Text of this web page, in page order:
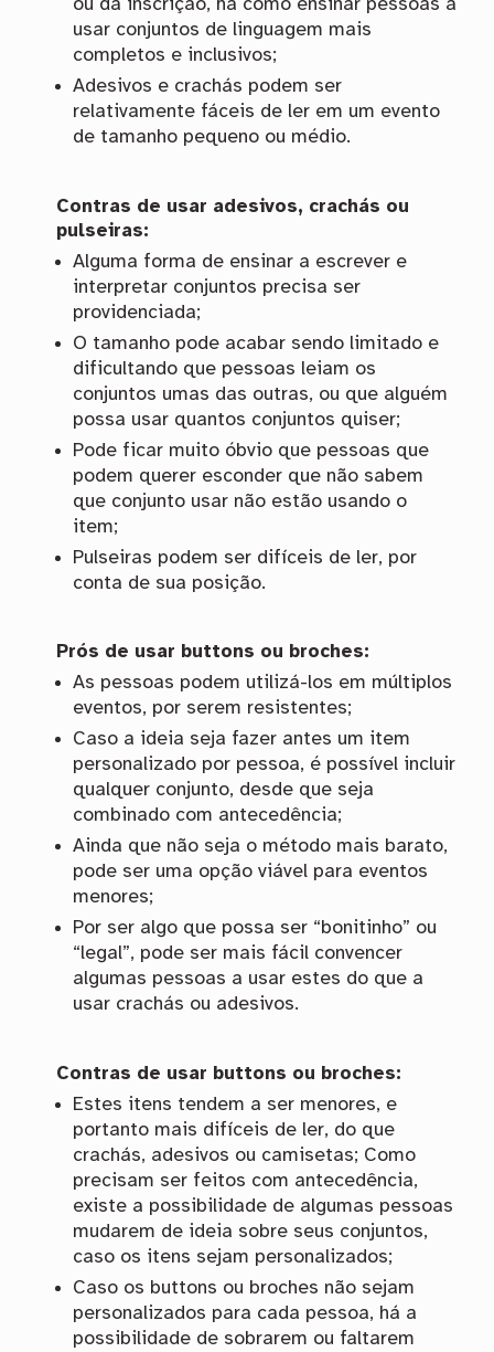
ou da inscrição, há como ensinar pessoas a
usar conjuntos de linguagem mais
completos e inclusivos;
Adesivos e crachás podem ser
relativamente fáceis de ler em um evento
de tamanho pequeno ou médio.
Contras de usar adesivos, crachás ou
pulseiras:
Alguma forma de ensinar a escrever e
interpretar conjuntos precisa ser
providenciada;
O tamanho pode acabar sendo limitado e
dificultando que pessoas leiam os
conjuntos umas das outras, ou que alguém
possa usar quantos conjuntos quiser;
Pode ficar muito óbvio que pessoas que
podem querer esconder que não sabem
que conjunto usar não estão usando o
item;
Pulseiras podem ser difíceis de ler, por
conta de sua posição.
Prós de usar buttons ou broches:
As pessoas podem utilizá-los em múltiplos
eventos, por serem resistentes;
Caso a ideia seja fazer antes um item
personalizado por pessoa, é possível incluir
qualquer conjunto, desde que seja
combinado com antecedência;
Ainda que não seja o método mais barato,
pode ser uma opção viável para eventos
menores;
Por ser algo que possa ser “bonitinho” ou
“legal”, pode ser mais fácil convencer
algumas pessoas a usar estes do que a
usar crachás ou adesivos.
Contras de usar buttons ou broches:
Estes itens tendem a ser menores, e
portanto mais difíceis de ler, do que
crachás, adesivos ou camisetas; Como
precisam ser feitos com antecedência,
existe a possibilidade de algumas pessoas
mudarem de ideia sobre seus conjuntos,
caso os itens sejam personalizados;
Caso os buttons ou broches não sejam
personalizados para cada pessoa, há a
possibilidade de sobrarem ou faltarem